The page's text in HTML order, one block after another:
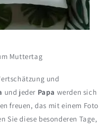
Muttertag
und
und jeder Papa werden sich
freuen, das mit einem Foto
Sie diese besonderen Tage,